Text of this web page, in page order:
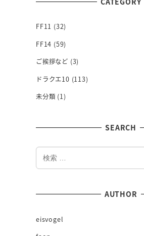
H
Y
FF11 (32)
FF14 (59)
ご挨拶など (3)
ドラクエ10 (113)
未分類 (1)
SEARCH
AUTHOR
eisvogel